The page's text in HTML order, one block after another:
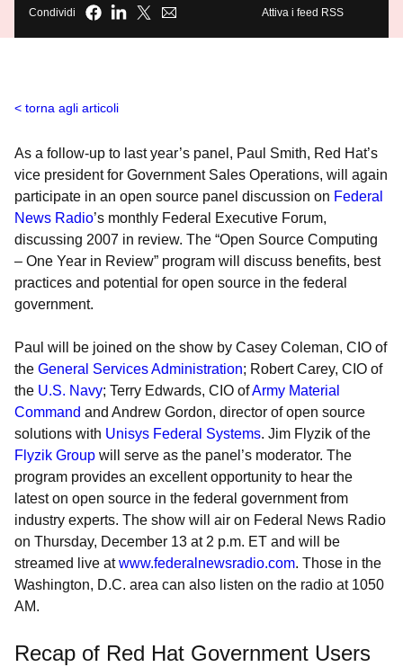
Condividi Attiva i feed RSS
torna agli articoli
As a follow-up to last year’s panel, Paul Smith, Red Hat’s
vice president for Government Sales Operations, will again
participate in an open source panel discussion on Federal
News Radio’s monthly Federal Executive Forum,
discussing 2007 in review. The “Open Source Computing
– One Year in Review” program will discuss benefits, best
practices and potential for open source in the federal
government.
Paul will be joined on the show by Casey Coleman, CIO of
the General Services Administration; Robert Carey, CIO of
the U.S. Navy; Terry Edwards, CIO ofArmy Material
Command and Andrew Gordon, director of open source
solutions with Unisys Federal Systems. Jim Flyzik of the
Flyzik Group will serve as the panel’s moderator. The
program provides an excellent opportunity to hear the
latest on open source in the federal government from
industry experts. The show will air on Federal News Radio
on Thursday, December 13 at 2 p.m. ET and will be
streamed live atwww.federalnewsradio.com. Those in the
Washington, D.C. area can also listen on the radio at 1050
AM.
Recap of Red Hat Government Users